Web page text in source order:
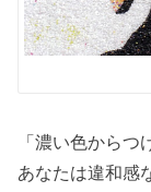
「濃い色から
あなたは違和感